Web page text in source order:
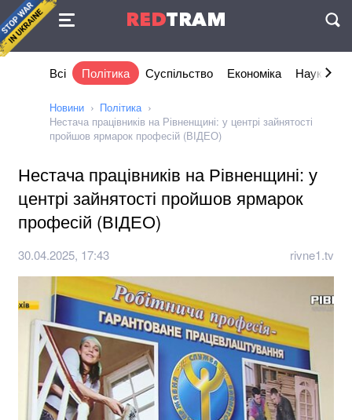
REDTRAM
Угода
Всі Політика Суспільство Економіка Наука та
Новини
Політика
Нестача працівників на Рівненщині: у центрі зайнятості
пройшов ярмарок професій (ВІДЕО)
Нестача працівників на Рівненщині: у
центрі зайнятості пройшов ярмарок
професій (ВІДЕО)
30.04.2025, 17:43 rivne1.tv